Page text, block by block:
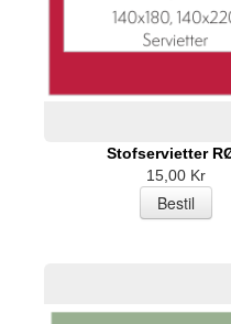
Stofservietter
15,00 Kr